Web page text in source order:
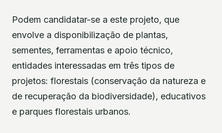
Podem candidatar-se a este projeto, que
envolve a disponibilização de plantas,
sementes, ferramentas e apoio técnico,
entidades interessadas em três tipos de
projetos: florestais (conservação da natureza e
de recuperação da biodiversidade), educativos
e parques florestais urbanos.